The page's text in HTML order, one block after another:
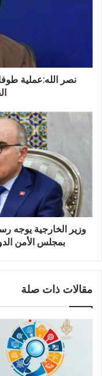
نصر الله:عملية
وزير الخارجية يوجه
بمجلس الأمن
مقالات ذات صلة